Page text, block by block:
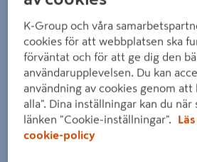
K-Group och våra
cookies för att webbplatsen ska
förväntat och för att ge dig den
användarupplevelsen. Du kan
användning av cookies genom att
alla". Dina inställningar kan du när
länken "Cookie-inställningar".
cookie-policy